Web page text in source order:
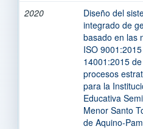
2020
Diseño del
integrado de
basado en las
ISO
14001:2015
procesos
para la
Educativa
Menor Santo
de Aquino-